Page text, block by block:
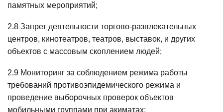
памятных мероприятий;
2.8 Запрет деятельности торгово-развлекательных
центров, кинотеатров, театров, выставок, и других
объектов с массовым скоплением людей;
2.9 Мониторинг за соблюдением режима работы
требований противоэпидемического режима и
проведение выборочных проверок объектов
мобильными группами при акиматах;